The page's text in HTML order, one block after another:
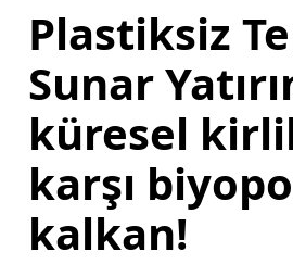
Plastiksiz
Sunar
küresel
karşı
kalkan!